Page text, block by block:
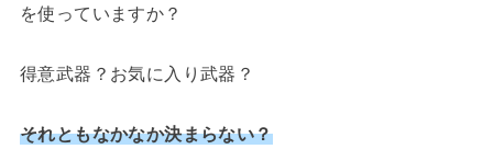
を使っていますか？
得意武器？お気に入り武器？
それともなかなか決まらない？